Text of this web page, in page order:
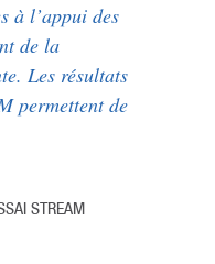
à l’appui des
de la
Les résultats
permettent de
STREAM